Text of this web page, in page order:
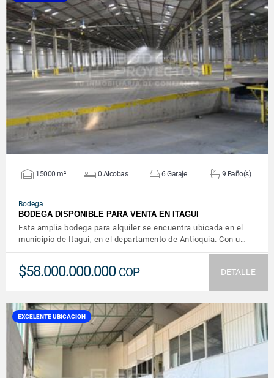
VER DETALLES
15000 m² 0 Alcobas 6 Garaje 9 Baño(s)
Bodega
BODEGA DISPONIBLE PARA VENTA EN ITAGÜÍ
Esta amplia bodega para alquiler se encuentra ubicada en el
municipio de Itagui, en el departamento de Antioquia. Con u…
$58.000.000.000 COP DETALLE
EXCELENTE UBICACION